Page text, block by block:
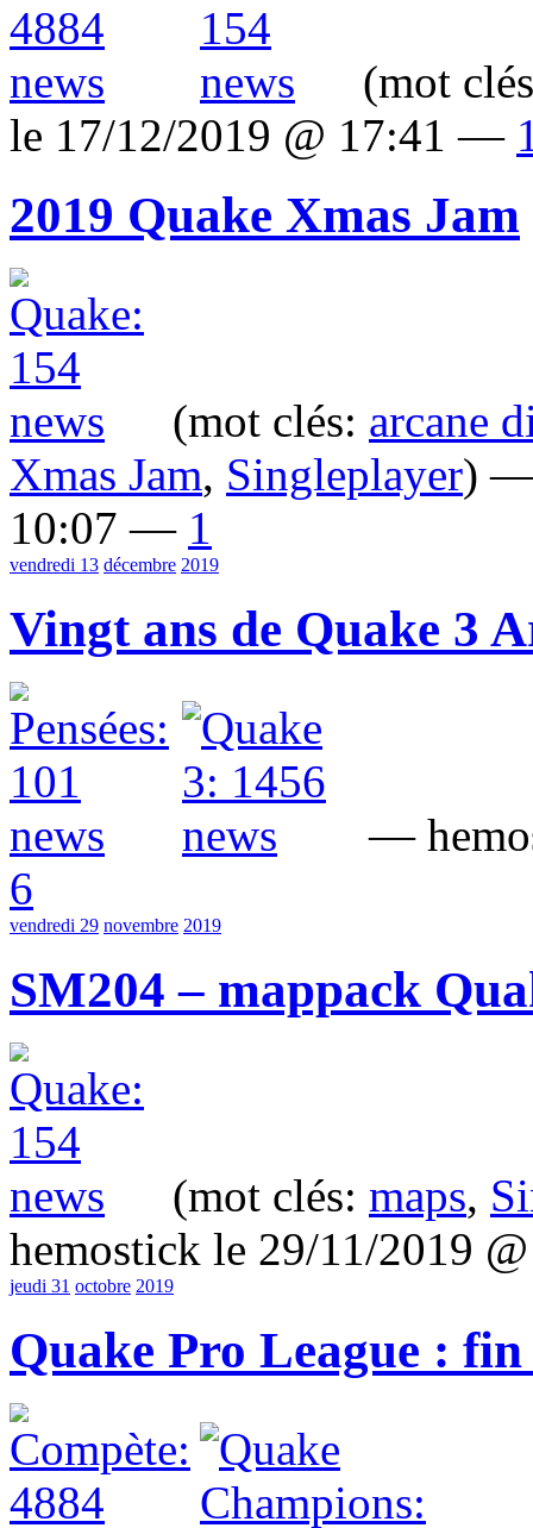
(mot
le 17/12/2019 @ 17:41 —
2019 Quake Xmas Jam
(mot clés: arcane
Xmas Jam, Singleplayer) —
10:07 — 1
vendredi 13 décembre 2019
Vingt ans de Quake 3
—
6
vendredi 29 novembre 2019
SM204 – mappack
(mot clés: maps,
hemostick le 29/11/2019
jeudi 31 octobre 2019
Quake Pro League :